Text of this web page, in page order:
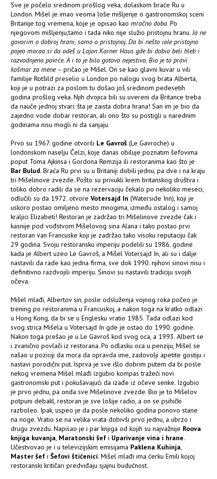
Sve je počelo sredinom prošlog veka, dolaskom braće Ru u
London. Mišel je imao veoma loše mišljenje o gastronomskoj sceni
Britanije tog vremena, koje je opisao kaomračno doba. Po
njegovom mišljenju,tamo i tada niko nije služio pristojnu hranu.Ja ne
govorim o dobroj hrani, samo o pristojnoj. Da bi nešto iole pristojno
pojeo morao si da odeš u Lajon Korner Haus gde bi dobio beli hleb i
razvodnjeno povrće. A i to je bilo gotovo nejestivo. Bio je to pravi
košmar za mene– pričao je Mišel. On se kao glavni kuvar u vili
familije Rotšild preselio u London po nalogu svog brata Alberta,
koji je u potrazi za poslom tu došao još sredinom pedesetih
godina prošlog veka. Njih dvojica bili su uvereni da Britance treba
da nauče jednoj stvari: šta je zaista dobra hrana! San im je bio da
zajedno vode dobar restoran, ali ono što su postigli u narednim
godinama nisu mogli ni da sanjaju.
Prvo su 1967. godine otvorili Le Gavroš (Le Gavroche) u
londonskom naselju Čelzi, koje danas obiluje poznatim šefovima
poput Toma Ajkinsa i Gordona Remzija ili restoranima kao što je
Bar Bulud. Braća Ru prvi su u Britaniji dobili jednu, pa dve i na kraju
tri Mišelinove zvezde. Pošto su privukli krem britanskog društva i
toliko dobro radili da se na rezervaciju čekalo po nekoliko meseci,
odlučili su da 1972. otvoreVotersajd In(Waterside Inn), koji je
uskoro postao omiljeno mesto mnogima, između ostalog i samoj
kraljici Elizabeti! Restoran je zadržao tri Mišelinove zvezde čak i
kasnije pod vođstvom Mišelovog sina Alana i tako postao prvi
restoran van Francuske koji je zadržao tako visoku reputaciju čak
29 godina. Svoju restoransku imperiju podelili su 1986. godine
kada je Albert uzeo Le Gavroš, a Mišel Votersajd In, ali su i dalje
nastavili da rade kao jedna firma, sve dok 1990. njihovi sinovi nisu i
definitivno razdvojili imperiju. Sinovi su nastavili tradiciju svojih
očeva.
Mišel mlađi, Albertov sin, posle odsluženja vojnog roka počeo je
trening po restoranima u Francuskoj, a nakon toga na kratko odlazi
u Hong Kong, da bi se u Englesku vratio 1985. Tada odlazi kod
svog strica Mišela u Votersajd In gde je ostao do 1990. godine.
Nakon toga prešao je u Le Gavroš kod svog oca, a 1993. Albert se
i zvanično povlači iz restorana. Po odlasku oca u penziju, Mišel se
našao u poziciji da mora da opravda ime, zadovolji apetite gostiju i
nastavi porodični put. Isprva je sve išlo dobrim putem da bi posle
nekog vremena Mišel mlađi izgubio kompas tražeći novi
gastronomski put i pokušavajući da izađe iz očeve senke. Izgubio
je prvo jednu, pa onda sve Mišelinove zvezde. Bio je to Mišelov
potpuni debakl, restoran je sve lošije radio, a on se psihički
razboleo. Ipak, uspeo je da posle nekoliko godina ponovo stane
na noge. Vratio se na velika vrata dobivši prvo jednu, a ubrzo i
drugu zvezdu. Napisao je i par knjiga od kojih su najvažnije Roova
knjiga kuvanja, Maratonski šef i Uparivanje vina i hrane.
Učestvovao je i u televizijskim emisijama Paklena Kuhinja,
Master šef iŠefovi štićenici. Mišel mlađi ima ćerku Emili kojoj
restoranski kritičari predviđaju sjajnu budućnost.